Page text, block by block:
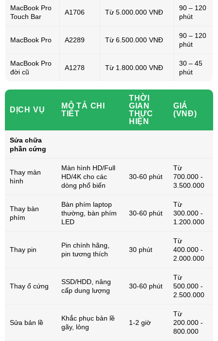
MacBook Pro
Touch Bar
A1706 Từ 5.000.000 VNĐ
90 – 120
phút
MacBook Pro A2289 Từ 6.500.000 VNĐ
90 – 120
phút
MacBook Pro
đời cũ
A1278 Từ 1.800.000 VNĐ
30 – 45
phút
DỊCH VỤ
MÔ TẢ CHI
TIẾT
THỜI
GIAN
THỰC
HIỆN
GIÁ
(VNĐ)
Sửa chữa
phần cứng
Thay màn
hình
Màn hình HD/Full
HD/4K cho các
dòng phổ biến
30-60 phút
Từ
700.000 -
3.500.000
Thay bàn
phím
Bàn phím laptop
thường, bàn phím
LED
30-60 phút
Từ
300.000 -
1.200.000
Thay pin
Pin chính hãng,
pin tương thích
30 phút
Từ
400.000 -
2.000.000
Thay ổ cứng
SSD/HDD, nâng
cấp dung lượng
30-60 phút
Từ
500.000 -
2.500.000
Sửa bản lề
Khắc phục bản lề
gãy, lỏng
1-2 giờ
Từ
200.000 -
800.000